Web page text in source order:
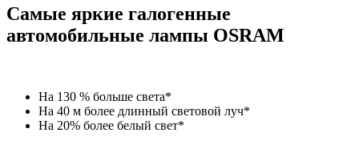
Самые яркие галогенные
автомобильные лампы OSRAM
На 130 % больше света*
На 40 м более длинный световой луч*
На 20% более белый свет*